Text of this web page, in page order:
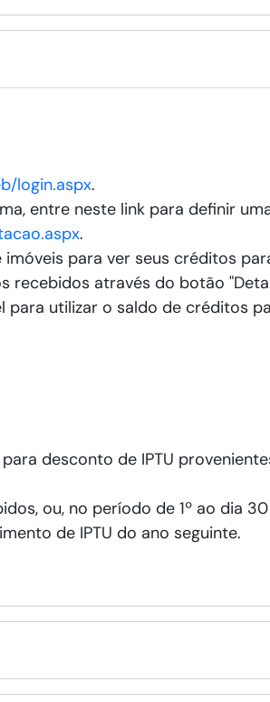
login.aspx.
entre neste link para definir
.
para ver seus créditos
através do botão
utilizar o saldo de créditos
desconto de IPTU
ou, no período de 1º ao dia
de IPTU do ano seguinte.